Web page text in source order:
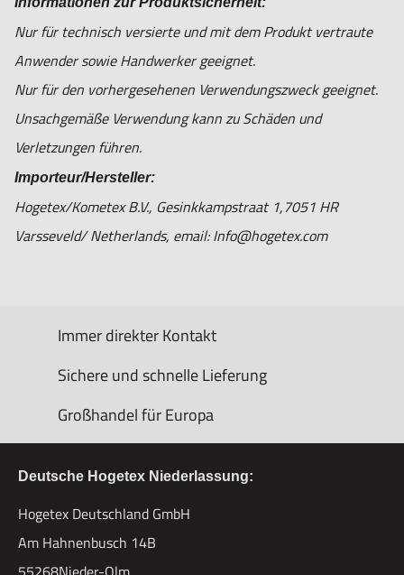
Nur für technisch versierte und mit dem Produkt vertraute
Anwender sowie Handwerker geeignet.
Nur für den vorhergesehenen Verwendungszweck geeignet.
Unsachgemäße Verwendung kann zu Schäden und
Verletzungen führen.
Importeur/Hersteller:
Hogetex/Kometex B.V., Gesinkkampstraat 1,7051 HR
Varsseveld/ Netherlands, email: Info@hogetex.com
Immer direkter Kontakt
Sichere und schnelle Lieferung
Großhandel für Europa
Deutsche Hogetex Niederlassung:
Hogetex Deutschland GmbH
Am Hahnenbusch 14B